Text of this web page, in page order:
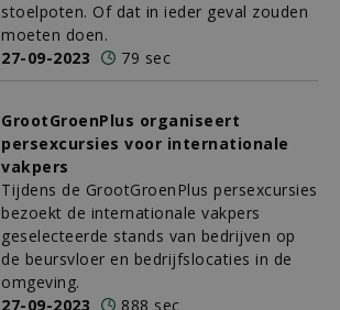
stoelpoten. Of dat in ieder geval zouden
moeten doen.
27-09-2023
79 sec
GrootGroenPlus organiseert
persexcursies voor internationale
vakpers
Tijdens de GrootGroenPlus persexcursies
bezoekt de internationale vakpers
geselecteerde stands van bedrijven op
de beursvloer en bedrijfslocaties in de
omgeving.
27-09-2023
888 sec